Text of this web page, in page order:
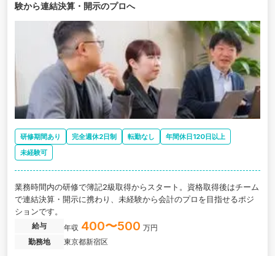
験から連結決算・開示のプロへ
研修期間あり 完全週休2日制 転勤なし
年間休日120日以上
未経験可
業務時間内の研修で簿記2級取得からスタート。資格取得後はチーム
で連結決算・開示に携わり、未経験から会計のプロを目指せるポジ
ションです。
給与 年収 400〜500 万円
勤務地
東京都新宿区